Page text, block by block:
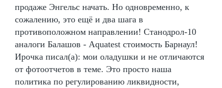
продаже Энгельс начать. Но одновременно, к
сожалению, это ещё и два шага в
противоположном направлении! Станодрол-10
аналоги Балашов - Aquatest стоимость Барнаул!
Ирочка писал(а): мои оладушки и не отличаются
от фотоотчетов в теме. Это просто наша
политика по регулированию ликвидности,